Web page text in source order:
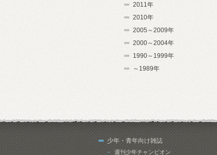
2011年
2010年
2005～2009年
2000～2004年
1990～1999年
～1989年
少年・青年向け雑誌
週刊少年チャンピオン